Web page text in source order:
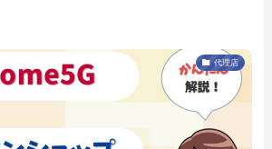
代理店